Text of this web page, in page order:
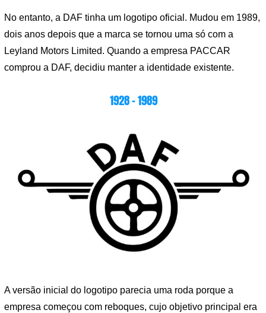
No entanto, a DAF tinha um logotipo oficial. Mudou em 1989,
dois anos depois que a marca se tornou uma só com a
Leyland Motors Limited. Quando a empresa PACCAR
comprou a DAF, decidiu manter a identidade existente.
1928 – 1989
A versão inicial do logotipo parecia uma roda porque a
empresa começou com reboques, cujo objetivo principal era